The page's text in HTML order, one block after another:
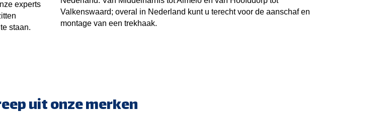
experts
staan.
Valkenswaard; overal in Nederland kunt u terecht voor de aanschaf en
montage van een trekhaak.
uit onze merken